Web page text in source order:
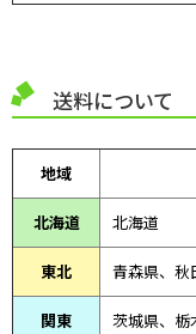
送料について
地域
北海道 北海道
東北 青森県、 秋
関東 茨城県、栃